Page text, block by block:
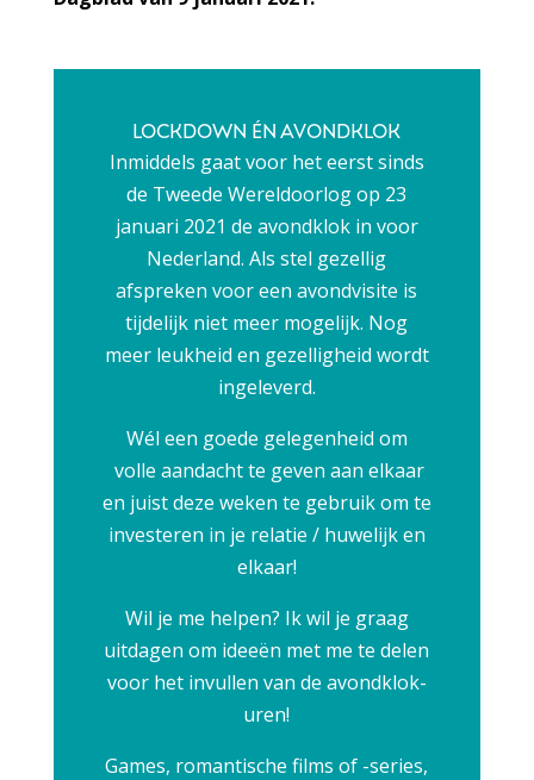
LOCKDOWN ÉN AVONDKLOK
Inmiddels gaat voor het eerst sinds
de Tweede Wereldoorlog op 23
januari 2021 de avondklok in voor
Nederland. Als stel gezellig
afspreken voor een avondvisite is
tijdelijk niet meer mogelijk. Nog
meer leukheid en gezelligheid wordt
ingeleverd.
Wél een goede gelegenheid om
volle aandacht te geven aan elkaar
en juist deze weken te gebruik om te
investeren in je relatie / huwelijk en
elkaar!
Wil je me helpen? Ik wil je graag
uitdagen om ideeën met me te delen
voor het invullen van de avondklok-
uren!
Games, romantische films of -series,